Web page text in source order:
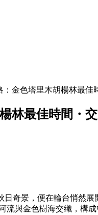
：金色塔里木胡楊林最
林最佳時間・
奇景，便在輪台悄然展
與金色樹海交織，構成